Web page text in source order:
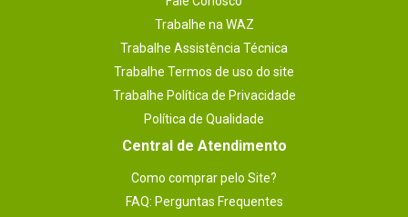
Trabalhe na WAZ
Trabalhe Assistência Técnica
Trabalhe Termos de uso do site
Trabalhe Política de Privacidade
Política de Qualidade
Central de Atendimento
Como comprar pelo Site?
FAQ: Perguntas Frequentes